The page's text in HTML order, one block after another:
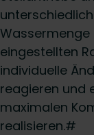
eingestellten
individuelle
reagieren und
maximalen
realisieren.#